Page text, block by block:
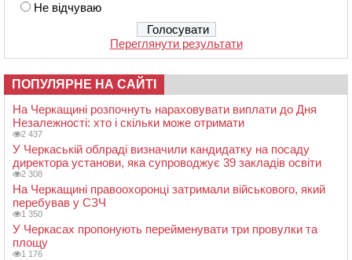
Не відчуваю
Переглянути результати
ПОПУЛЯРНЕ НА САЙТІ
На Черкащині розпочнуть нараховувати виплати до Дня
Незалежності: хто і скільки може отримати
2 437
У Черкаській облраді визначили кандидатку на посаду
директора установи, яка супроводжує 39 закладів освіти
2 308
На Черкащині правоохоронці затримали військового, який
перебував у СЗЧ
1 350
У Черкасах пропонують перейменувати три провулки та
площу
1 176